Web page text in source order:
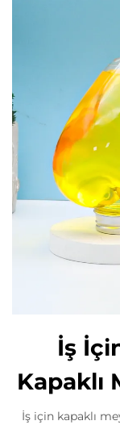
İş
Kapaklı
İş için kapaklı